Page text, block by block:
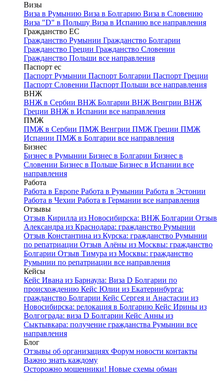
Визы
Виза в Румынию Виза в Болгарию Виза в Словению
Виза "D" в Польшу Виза в Испанию все направления
Гражданство ЕС
Гражданство Румынии Гражданство Болгарии
Гражданство Греции Гражданство Словении
Гражданство Польши все направления
Паспорт ес
Паспорт Румынии Паспорт Болгарии Паспорт Греции
Паспорт Словении Паспорт Польши все направления
ВНЖ
ВНЖ в Сербии ВНЖ Болгарии ВНЖ Венгрии ВНЖ
Греции ВНЖ в Испании все направления
ПМЖ
ПМЖ в Сербии ПМЖ Венгрии ПМЖ Греции ПМЖ
Испании ПМЖ в Болгарии все направления
Бизнес
Бизнес в Румынии Бизнес в Болгарии Бизнес в
Словении Бизнес в Польше Бизнес в Испании все
направления
Работа
Работа в Европе Работа в Румынии Работа в Эстонии
Работа в Чехии Работа в Германии все направления
Отзывы
Отзыв Кирилла из Новосибирска: ВНЖ Болгарии Отзыв
Александра из Краснодара: гражданство Румынии
Отзыв Константина из Курска: гражданство Румынии
по репатриации Отзыв Алёны из Москвы: гражданство
Болгарии Отзыв Тимура из Москвы: гражданство
Румынии по репатриации все направления
Кейсы
Кейс Ивана из Барнаула: Виза D Болгарии по
происхождению Кейс Юлии из Екатеринбурга:
гражданство Болгарии Кейс Сергея и Анастасии из
Новосибирска: релокация в Болгарию Кейс Ирины из
Волгограда: виза D Болгарии Кейс Анны из
Сыктывкара: получение гражданства Румынии все
направления
Блог
Отзывы об организациях Форум новости контакты
Важно знать каждому
Осторожно мошенники! Новые схемы обман